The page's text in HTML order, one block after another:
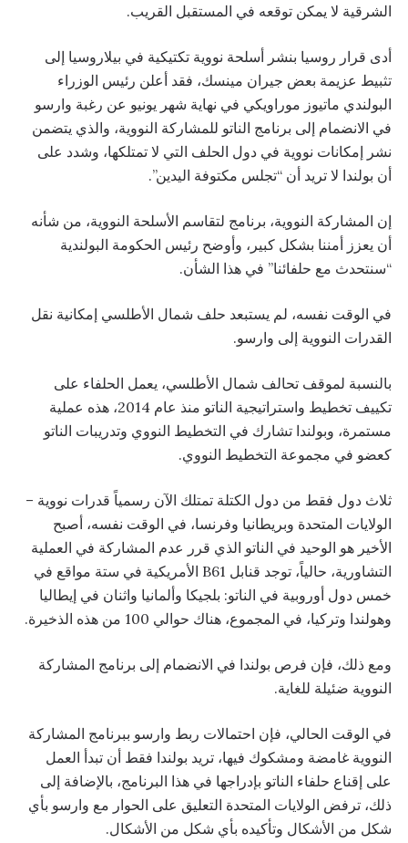
الشرقية لا يمكن توقعه في المستقبل القريب.
أدى قرار روسيا بنشر أسلحة نووية تكتيكية في بيلاروسيا إلى
تثبيط عزيمة بعض جيران مينسك، فقد أعلن رئيس الوزراء
البولندي ماتيوز موراويكي في نهاية شهر يونيو عن رغبة وارسو
في الانضمام إلى برنامج الناتو للمشاركة النووية، والذي يتضمن
نشر إمكانات نووية في دول الحلف التي لا تمتلكها، وشدد على
أن بولندا لا تريد أن “تجلس مكتوفة اليدين”.
إن المشاركة النووية، برنامج لتقاسم الأسلحة النووية، من شأنه
أن يعزز أمننا بشكل كبير، وأوضح رئيس الحكومة البولندية
“سنتحدث مع حلفائنا” في هذا الشأن.
في الوقت نفسه، لم يستبعد حلف شمال الأطلسي إمكانية نقل
القدرات النووية إلى وارسو.
بالنسبة لموقف تحالف شمال الأطلسي، يعمل الحلفاء على
تكييف تخطيط واستراتيجية الناتو منذ عام 2014، هذه عملية
مستمرة، وبولندا تشارك في التخطيط النووي وتدريبات الناتو
كعضو في مجموعة التخطيط النووي.
ثلاث دول فقط من دول الكتلة تمتلك الآن رسمياً قدرات نووية –
الولايات المتحدة وبريطانيا وفرنسا، في الوقت نفسه، أصبح
الأخير هو الوحيد في الناتو الذي قرر عدم المشاركة في العملية
التشاورية، حالياً، توجد قنابل B61 الأمريكية في ستة مواقع في
خمس دول أوروبية في الناتو: بلجيكا وألمانيا واثنان في إيطاليا
وهولندا وتركيا، في المجموع، هناك حوالي 100 من هذه الذخيرة.
ومع ذلك، فإن فرص بولندا في الانضمام إلى برنامج المشاركة
النووية ضئيلة للغاية.
في الوقت الحالي، فإن احتمالات ربط وارسو ببرنامج المشاركة
النووية غامضة ومشكوك فيها، تريد بولندا فقط أن تبدأ العمل
على إقناع حلفاء الناتو بإدراجها في هذا البرنامج، بالإضافة إلى
ذلك، ترفض الولايات المتحدة التعليق على الحوار مع وارسو بأي
شكل من الأشكال وتأكيده بأي شكل من الأشكال.